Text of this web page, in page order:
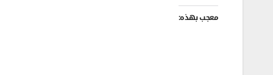
معجب بهذه: